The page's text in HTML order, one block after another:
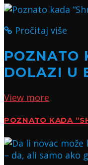
Pročitaj više
POZNATO
DOLAZI U
View more
POZNATO KADA